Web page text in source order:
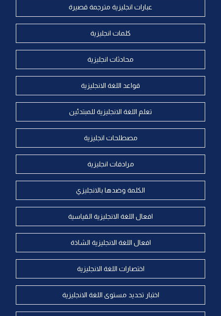
عبارات انجليزية مترجمة قصيرة
كلمات انجليزية
محادثات انجليزية
قواعد اللغة الانجليزية
تعلم اللغة الانجليزية للمبتدئين
مصطلحات انجليزية
مرادفات انجليزية
الكلمة وضدها بالانجليزي
افعال اللغة الانجليزية القياسية
افعال اللغة الانجليزية الشاذة
اختصارات اللغة الانجليزية
اختبار تحديد مستوى اللغة الانجليزية